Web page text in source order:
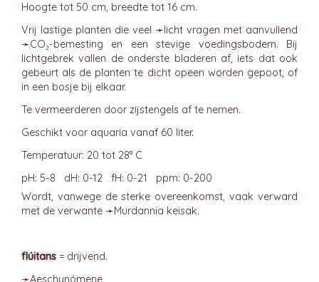
Hoogte tot 50 cm, breedte tot 16 cm.
Vrij lastige planten die veel ➛licht vragen met aanvullend
➛CO₂-bemesting en een stevige voedingsbodem. Bij
lichtgebrek vallen de onderste bladeren af, iets dat ook
gebeurt als de planten te dicht opeen worden gepoot, of
in een bosje bij elkaar.
Te vermeerderen door zijstengels af te nemen.
Geschikt voor aquaria vanaf 60 liter.
Temperatuur: 20 tot 28° C
pH: 5-8 dH: 0-12 fH: 0-21 ppm: 0-200
Wordt, vanwege de sterke overeenkomst, vaak verward
met de verwante ➛Murdannia keisak.
flúitans = drijvend.
➛Aeschynómene